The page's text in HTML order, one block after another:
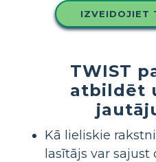
IZVEIDOJIET
TWIST
atbildēt
Kā lieliskie
lasītājs var